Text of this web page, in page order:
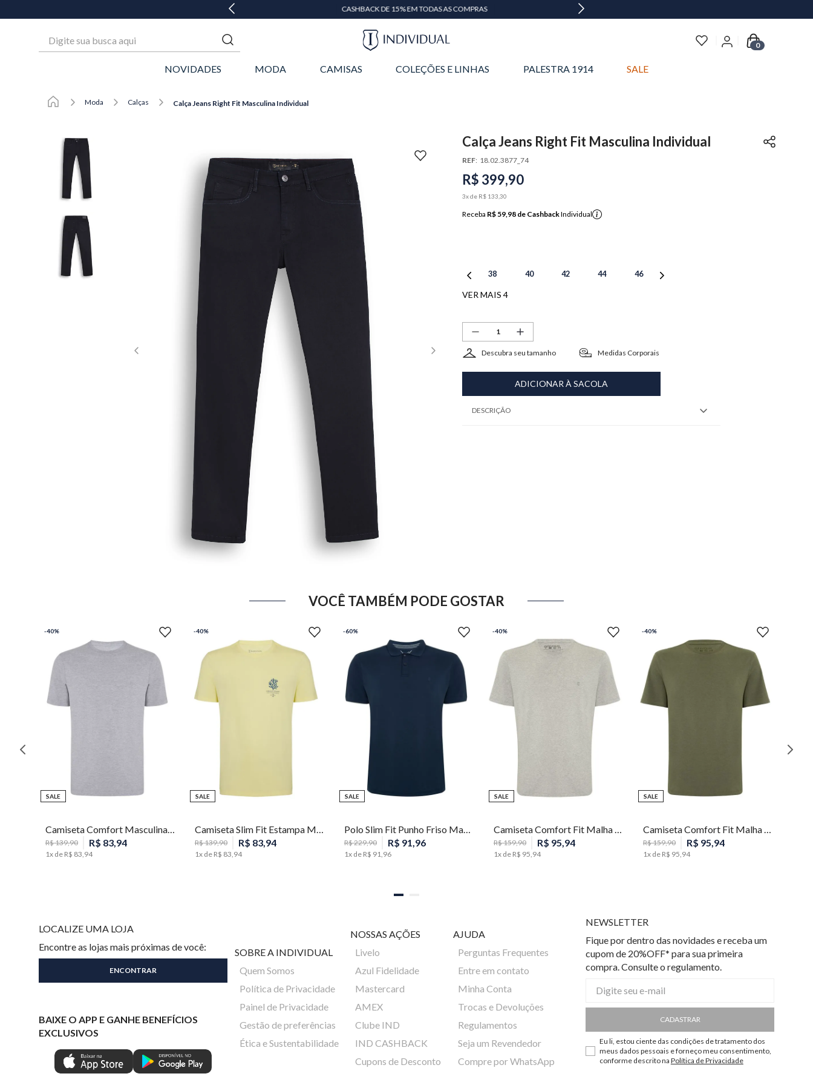
CASHBACK DE 15% EM TODAS AS COMPRAS
0
NOVIDADES MODA CAMISAS COLEÇÕES E LINHAS PALESTRA 1914 SALE
Moda Calças Calça Jeans Right Fit Masculina Individual
Calça Jeans Right Fit Masculina Individual
REF: 18.02.3877_74
R$ 399,90
3x de R$ 133 30
Receba R$ 59,98 de CashbackIndividual
38 40 42 44 46
VER MAIS 4
Descubra seu tamanho Medidas Corporais
ADICIONAR À SACOLA
DESCRIÇÃO
VOCÊ TAMBÉM PODE GOSTAR
-40%
SALE
Camiseta Comfort Masculina Individual
R$139,90 R$ 83,94
1x de R$ 83 94
-40%
SALE PP P M
Camiseta Slim Fit Estampa Masculina Individual
R$139,90 R$ 83,94
1x de R$ 83 94
-60%
SALE P
Polo Slim Fit Punho Friso Masculina Individual
R$229,90 R$ 91,96
1x de R$ 91 96
-40%
SALE M
Camiseta Comfort Fit Malha Listras Masculina Individual
R$159,90 R$ 95,94
1x de R$ 95 94
-40%
SALE P M
Camiseta Comfort Fit Malha Listras Masculina Individual
R$159,90 R$ 95,94
1x de R$ 95 94
LOCALIZE UMA LOJA
Encontre as lojas mais próximas de você:
BAIXE O APP E GANHE BENEFÍCIOS
EXCLUSIVOS
SOBRE A INDIVIDUAL
Quem Somos
Política de Privacidade
Painel de Privacidade
Gestão de preferências
Ética e Sustentabilidade
NOSSAS AÇÕES
Livelo
Azul Fidelidade
Mastercard
AMEX
Clube IND
IND CASHBACK
Cupons de Desconto
AJUDA
Perguntas Frequentes
Entre em contato
Minha Conta
Trocas e Devoluções
Regulamentos
Seja um Revendedor
Compre por WhatsApp
NEWSLETTER
Fique por dentro das novidades e receba um
cupom de 20%OFF* para sua primeira
compra. Consulte o regulamento.
CADASTRAR
Eu li, estou ciente das condições de tratamento dos
meus dados pessoais e forneço meu consentimento,
conforme descrito na Política de Privacidade